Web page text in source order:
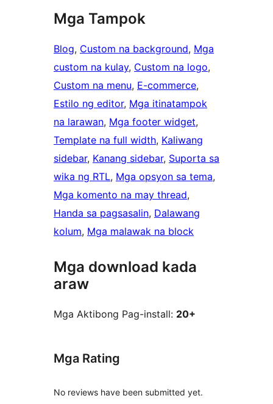
Mga Tampok
Blog, Custom na background, Mga
custom na kulay, Custom na logo
Custom na menu, E-commerce
Estilo ng editor, Mga itinatampok
na larawan, Mga footer widget
Template na full width, Kaliwang
sidebar, Kanang sidebar, Suporta sa
wika ng RTL, Mga opsyon sa tema
Mga komento na may thread
Handa sa pagsasalin, Dalawang
kolum, Mga malawak na block
Mga download kada
araw
Mga Aktibong Pag-install: 20+
Mga Rating
No reviews have been submitted yet.